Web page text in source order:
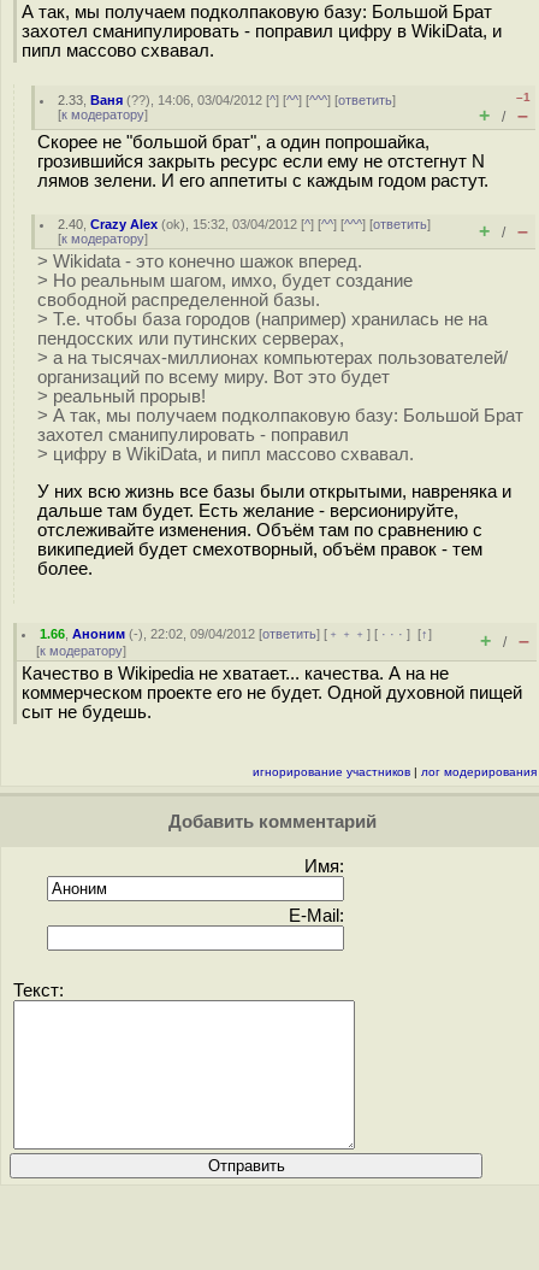
А так, мы получаем подколпаковую базу: Большой Брат
захотел сманипулировать - поправил цифру в WikiData, и
пипл массово схвавал.
2.33 ,Ваня (??), 14:06, 03/04/2012 [^] [^^] [^^^] [ответить]
[к модератору]
–1
+ / –
Скорее не "большой брат", а один попрошайка,
грозившийся закрыть ресурс если ему не отстегнут N
лямов зелени. И его аппетиты с каждым годом растут.
2.40 ,Crazy Alex (ok), 15:32, 03/04/2012 [^] [^^] [^^^] [ответить]
[к модератору] + / –
> Wikidata - это конечно шажок вперед.
> Но реальным шагом, имхо, будет создание
свободной распределенной базы.
> Т.е. чтобы база городов (например) хранилась не на
пендосских или путинских серверах,
> а на тысячах-миллионах компьютерах пользователей/
организаций по всему миру. Вот это будет
> реальный прорыв!
> А так, мы получаем подколпаковую базу: Большой Брат
захотел сманипулировать - поправил
> цифру в WikiData, и пипл массово схвавал.
У них всю жизнь все базы были открытыми, навреняка и
дальше там будет. Есть желание - версионируйте,
отслеживайте изменения. Объём там по сравнению с
википедией будет смехотворный, объём правок - тем
более.
1.66 ,Аноним (-), 22:02, 09/04/2012 [ответить] [ ﹢﹢﹢] [ · · ·][↑]
[к модератору] + / –
Качество в Wikipedia не хватает... качества. А на не
коммерческом проекте его не будет. Одной духовной пищей
сыт не будешь.
игнорирование участников | лог модерирования
Добавить комментарий
Имя:
E-Mail:
Текст: